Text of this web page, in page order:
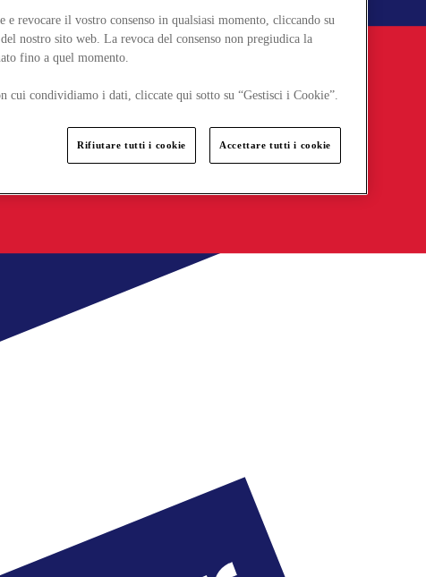
e revocare il vostro consenso in qualsiasi momento, cliccando su
nostro sito web. La revoca del consenso non pregiudica la
fino a quel momento.
cui condividiamo i dati, cliccate qui sotto su “Gestisci i Cookie”.
Rifiutare tutti i cookie Accettare tutti i cookie